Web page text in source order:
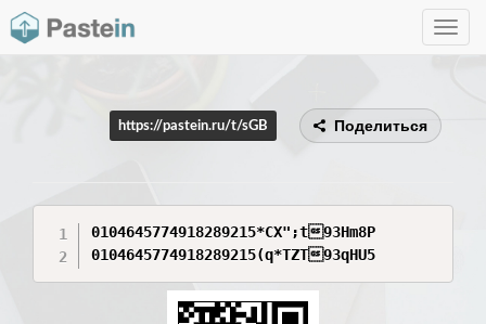
Toggle
https://pastein.ru/t/sGB Поделиться
0104645774918289215*CX";t93Hm8P
0104645774918289215(q*TZT93qHU5